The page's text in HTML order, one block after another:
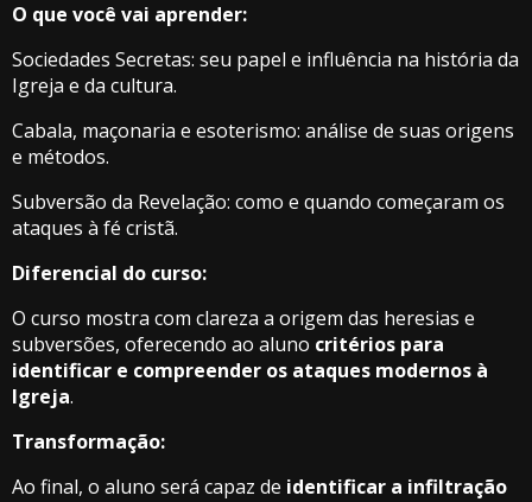
O que você vai aprender:
Sociedades Secretas: seu papel e influência na história da
Igreja e da cultura.
Cabala, maçonaria e esoterismo: análise de suas origens
e métodos.
Subversão da Revelação: como e quando começaram os
ataques à fé cristã.
Diferencial do curso:
O curso mostra com clareza a origem das heresias e
subversões, oferecendo ao aluno critérios para
identificar e compreender os ataques modernos à
Igreja.
Transformação:
Ao final, o aluno será capaz de identificar a infiltração